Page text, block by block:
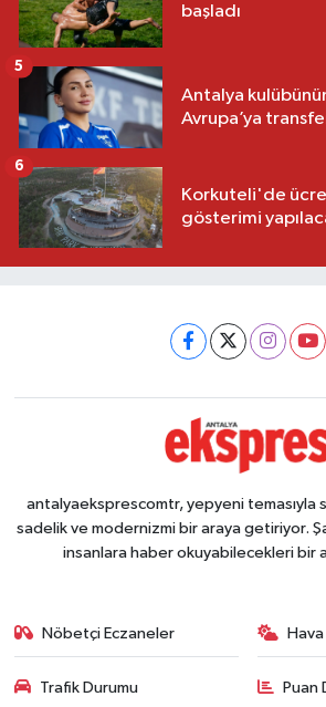
başladı
Antalya
Avrupa’ya
5
Korkuteli'de
gösterimi
6
antalyaeksprescomtr, yepyeni temasıyla
sadelik ve modernizmi bir araya getiriyor.
insanlara haber okuyabilecekleri bir
Nöbetçi Eczaneler
Trafik Durumu Puan